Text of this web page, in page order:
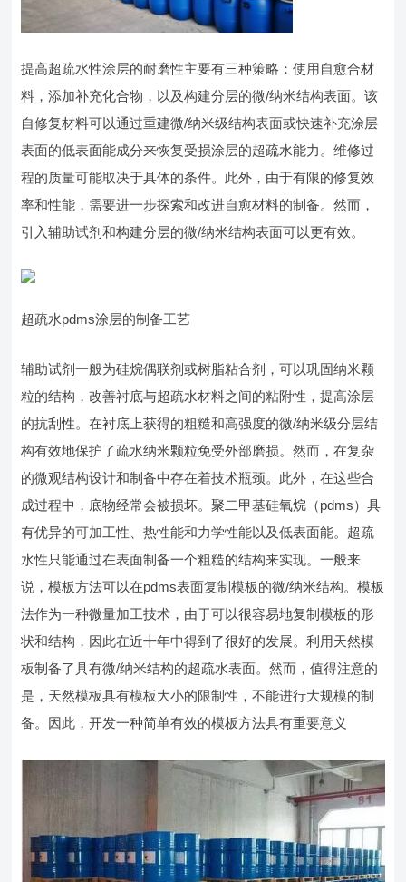
提高超疏水性涂层的耐磨性主要有三种策略：使用自愈合材
料，添加补充化合物，以及构建分层的微/纳米结构表面。该
自修复材料可以通过重建微/纳米级结构表面或快速补充涂层
表面的低表面能成分来恢复受损涂层的超疏水能力。维修过
程的质量可能取决于具体的条件。此外，由于有限的修复效
率和性能，需要进一步探索和改进自愈材料的制备。然而，
引入辅助试剂和构建分层的微/纳米结构表面可以更有效。
超疏水pdms涂层的制备工艺
辅助试剂一般为硅烷偶联剂或树脂粘合剂，可以巩固纳米颗
粒的结构，改善衬底与超疏水材料之间的粘附性，提高涂层
的抗刮性。在衬底上获得的粗糙和高强度的微/纳米级分层结
构有效地保护了疏水纳米颗粒免受外部磨损。然而，在复杂
的微观结构设计和制备中存在着技术瓶颈。此外，在这些合
成过程中，底物经常会被损坏。聚二甲基硅氧烷（pdms）具
有优异的可加工性、热性能和力学性能以及低表面能。超疏
水性只能通过在表面制备一个粗糙的结构来实现。一般来
说，模板方法可以在pdms表面复制模板的微/纳米结构。模板
法作为一种微量加工技术，由于可以很容易地复制模板的形
状和结构，因此在近十年中得到了很好的发展。利用天然模
板制备了具有微/纳米结构的超疏水表面。然而，值得注意的
是，天然模板具有模板大小的限制性，不能进行大规模的制
备。因此，开发一种简单有效的模板方法具有重要意义